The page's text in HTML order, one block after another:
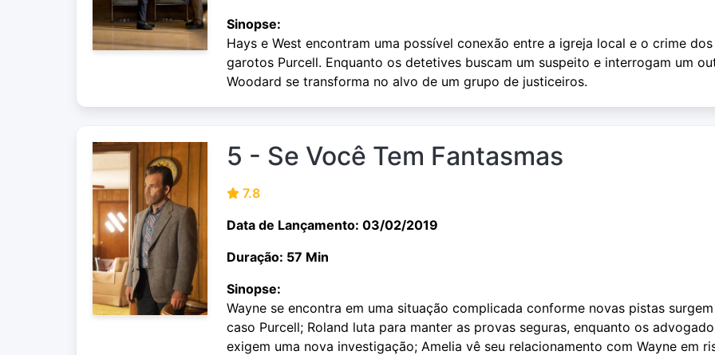
Sinopse:
Hays e West encontram uma possível conexão entre a igreja local e o crime dos
garotos Purcell. Enquanto os detetives buscam um suspeito e interrogam um
Woodard se transforma no alvo de um grupo de justiceiros.
5 - Se Você Tem Fantasmas
7.8
Data de Lançamento: 03/02/2019
Duração: 57 Min
Sinopse:
Wayne se encontra em uma situação complicada conforme novas pistas
caso Purcell; Roland luta para manter as provas seguras, enquanto os
exigem uma nova investigação; Amelia vê seu relacionamento com Wayne em